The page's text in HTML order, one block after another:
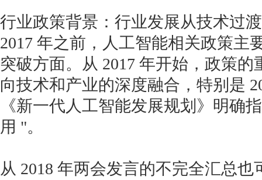
行业政策背景：行业发展从技术过
2017 年之前，人工智能相关政策主
突破方面。从 2017 年开始，政策
向技术和产业的深度融合，特别是
《新一代人工智能发展规划》明确
用 "。
从 2018 年两会发言的不完全汇总